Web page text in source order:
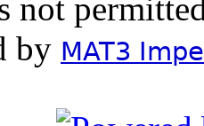
not
by MAT3